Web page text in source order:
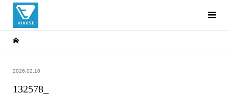
2026.02.10
132578_